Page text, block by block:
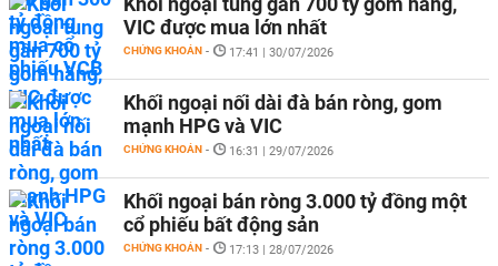
VIC được mua lớn nhất
CHỨNG KHOÁN - 17:41 | 30/07/2026
Khối ngoại nối dài đà bán ròng, gom
mạnh HPG và VIC
CHỨNG KHOÁN - 16:31 | 29/07/2026
Khối ngoại bán ròng 3.000 tỷ đồng một
cổ phiếu bất động sản
CHỨNG KHOÁN - 17:13 | 28/07/2026